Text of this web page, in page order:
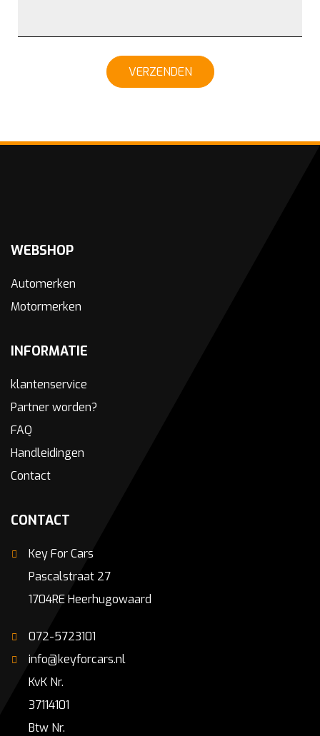
VERZENDEN
WEBSHOP
Automerken
Motormerken
INFORMATIE
klantenservice
Partner worden?
FAQ
Handleidingen
Contact
CONTACT
Key For Cars
Pascalstraat 27
1704RE Heerhugowaard
072-5723101
info@keyforcars.nl
KvK Nr.
37114101
Btw Nr.